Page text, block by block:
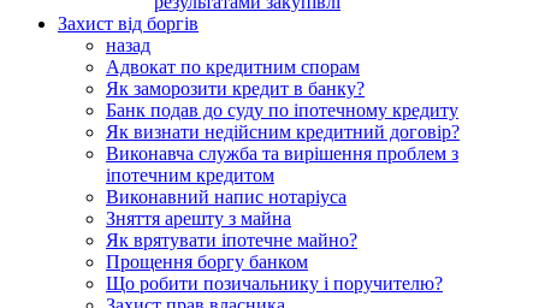
Захист від боргів
назад
Адвокат по кредитним спорам
Як заморозити кредит в банку?
Банк подав до суду по іпотечному кредиту
Як визнати недійсним кредитний договір?
Виконавча служба та вирішення проблем з
іпотечним кредитом
Виконавний напис нотаріуса
Зняття арешту з майна
Як врятувати іпотечне майно?
Прощення боргу банком
Що робити позичальнику і поручителю?